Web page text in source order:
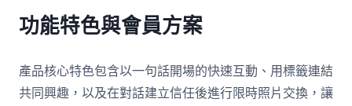
功能特色與會員方案
產品核心特色包含以一句話開場的快速互動、用標籤連結
共同興趣，以及在對話建立信任後進行限時照片交換，讓